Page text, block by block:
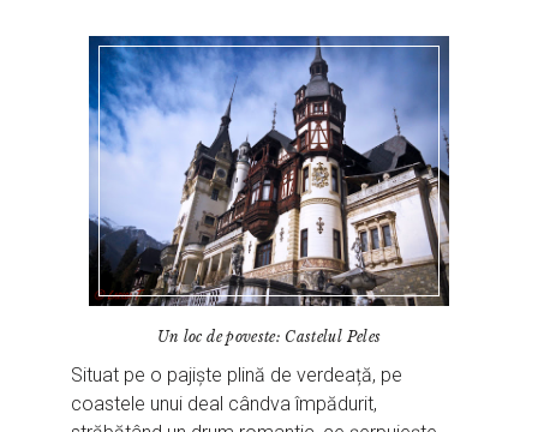
Un loc de poveste: Castelul Peles
Situat pe o pajiște plină de verdeață, pe
coastele unui deal cândva împădurit,